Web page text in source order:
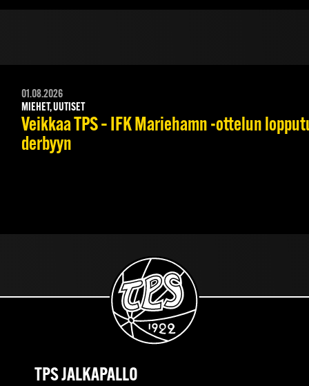
01.08.2026
MIEHET, UUTISET
Veikkaa TPS – IFK Mariehamn -ottelun
derbyyn
TPS JALKAPALLO